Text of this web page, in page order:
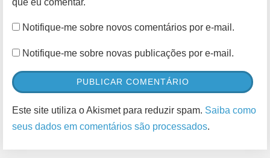
que eu comentar.
Notifique-me sobre novos comentários por e-mail.
Notifique-me sobre novas publicações por e-mail.
Este site utiliza o Akismet para reduzir spam. Saiba como
seus dados em comentários são processados.